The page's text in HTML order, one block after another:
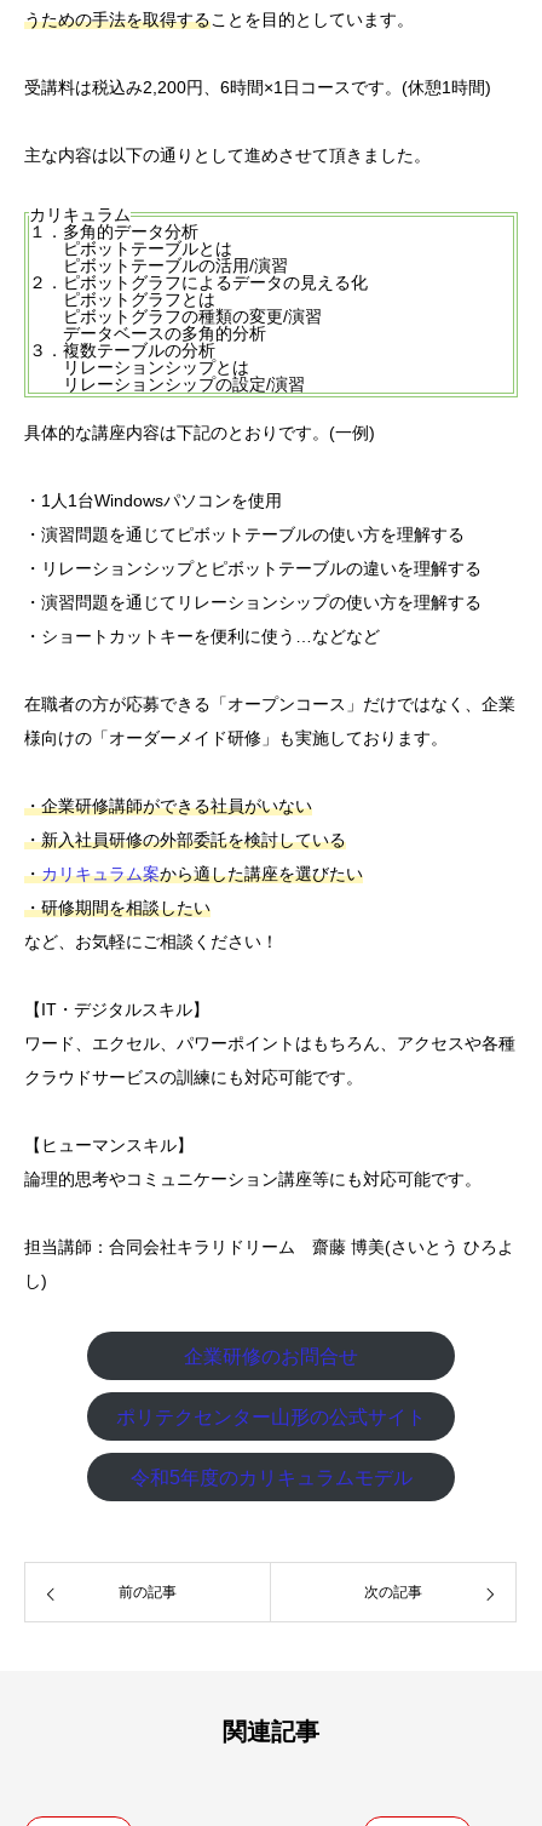
うための手法を取得することを目的としています。
受講料は税込み2,200円、6時間×1日コースです。(休憩1時間)
主な内容は以下の通りとして進めさせて頂きました。
カリキュラム
１．多角的データ分析
ピボットテーブルとは
ピボットテーブルの活用/演習
２．ピボットグラフによるデータの見える化
ピボットグラフとは
ピボットグラフの種類の変更/演習
データベースの多角的分析
３．複数テーブルの分析
リレーションシップとは
リレーションシップの設定/演習
具体的な講座内容は下記のとおりです。(一例)
・1人1台Windowsパソコンを使用
・演習問題を通じてピボットテーブルの使い方を理解する
・リレーションシップとピボットテーブルの違いを理解する
・演習問題を通じてリレーションシップの使い方を理解する
・ショートカットキーを便利に使う…などなど
在職者の方が応募できる「オープンコース」だけではなく、企業
様向けの「オーダーメイド研修」も実施しております。
・企業研修講師ができる社員がいない
・新入社員研修の外部委託を検討している
・カリキュラム案から適した講座を選びたい
・研修期間を相談したい
など、お気軽にご相談ください！
【IT・デジタルスキル】
ワード、エクセル、パワーポイントはもちろん、アクセスや各種
クラウドサービスの訓練にも対応可能です。
【ヒューマンスキル】
論理的思考やコミュニケーション講座等にも対応可能です。
担当講師：合同会社キラリドリーム 齋藤 博美(さいとう ひろよ
し)
企業研修のお問合せ
ポリテクセンター山形の公式サイト
令和5年度のカリキュラムモデル
前の記事 次の記事
関連記事